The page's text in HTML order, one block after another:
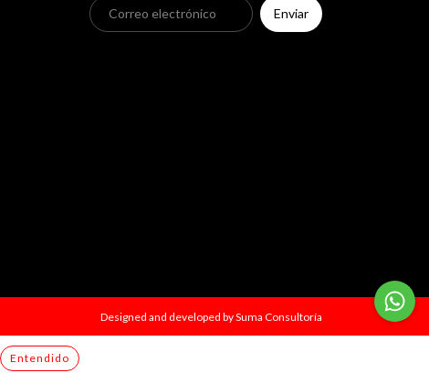
Entendido
Designed and developed bySuma Consultoría